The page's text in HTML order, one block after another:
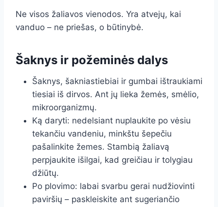
Ne visos žaliavos vienodos. Yra atvejų, kai
vanduo – ne priešas, o būtinybė.
Šaknys ir požeminės dalys
Šaknys, šakniastiebiai ir gumbai ištraukiami
tiesiai iš dirvos. Ant jų lieka žemės, smėlio,
mikroorganizmų.
Ką daryti: nedelsiant nuplaukite po vėsiu
tekančiu vandeniu, minkštu šepečiu
pašalinkite žemes. Stambią žaliavą
perpjaukite išilgai, kad greičiau ir tolygiau
džiūtų.
Po plovimo: labai svarbu gerai nudžiovinti
paviršių – paskleiskite ant sugeriančio